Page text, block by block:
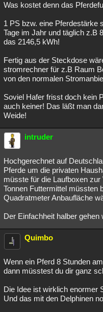
Musik Clash
Besucht Teilgenommen
Lesenswert
Was kostet denn das
1 PS bzw. eine Pferdestärke
Tage im Jahr und täglich z.B
das 2146,5 kWh!
Fertig aus der Steckdose
stromrechner für z.B Raum
von den normalen
Soviel Hafer frisst doch kein
auch keiner! Das läßt man
Weide!
intruder
Hochgerechnet auf
Pferde um die privaten
müsste für die Laufboxen
Tonnen Futtermittel müssten
Quadratmeter Anbaufläche
Der Einfachheit halber
Quimbo
Wenn ein Pferd 8 Stunden
dann müsstest du dir ganz
Die Idee ist wirklich enormer
Und das mit den Delphinen